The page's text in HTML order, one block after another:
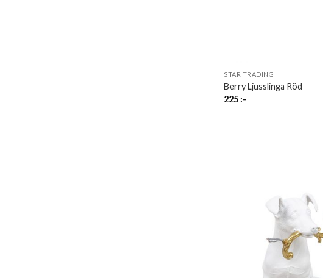
STAR TRADING
Berry Ljusslinga Röd
225 :-